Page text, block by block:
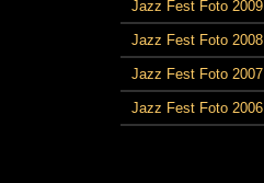
Jazz Fest Foto 2009
Jazz Fest Foto 2008
Jazz Fest Foto 2007
Jazz Fest Foto 2006